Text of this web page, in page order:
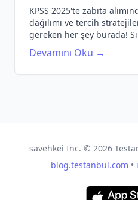
KPSS 2025'te zabıta
dağılımı ve tercih
gereken her şey burada!
hazırlanın.
Devamını Oku →
savehkei Inc. © 2026
blog.testanbul.com •